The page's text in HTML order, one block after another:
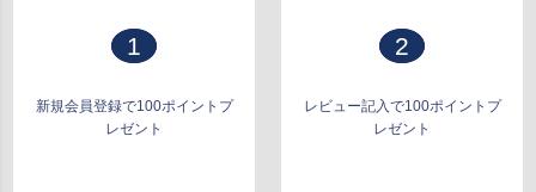
1
新規会員登録で100ポイントプ
レゼント
2
レビュー記入で100ポイントプ
レゼント